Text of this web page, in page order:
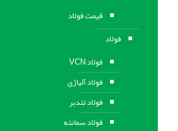
قیمت فولاد
فولاد
فولاد VCN
فولاد آلیاژی
فولاد تندبر
فولاد سمانته